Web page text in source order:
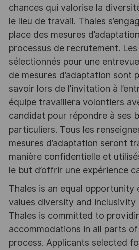
chances qui valorise la
le lieu de travail. Thales
place des mesures
processus de recrutement.
sélectionnés pour une
de mesures d’adaptation sont
savoir lors de l’invitation à
équipe travaillera volontiers
candidat pour répondre à ses
particuliers. Tous les
mesures d’adaptation seront
manière confidentielle et
le but d’offrir une expérience
Thales is an equal opportunity
values diversity and inclusivity
Thales is committed to
accommodations in all parts
process. Applicants selected